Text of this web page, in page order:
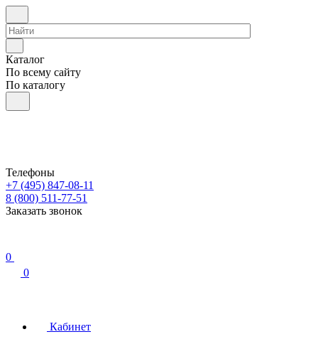
Каталог
По всему сайту
По каталогу
Телефоны
+7 (495) 847-08-11
8 (800) 511-77-51
Заказать звонок
0
0
Кабинет